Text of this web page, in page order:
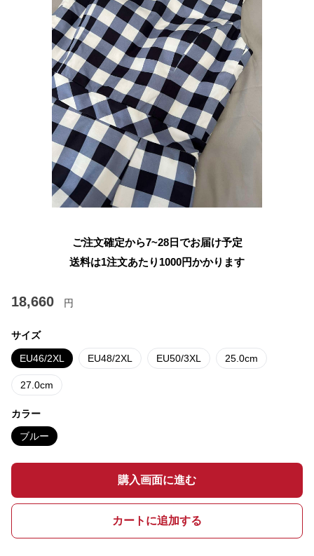
ご注文確定から7~28日でお届け予定
送料は1注文あたり 1000円かかります
18,660 円
サイズ
EU46/2XL EU48/2XL EU50/3XL 25.0cm
27.0cm
カラー
ブルー
購入画面に進む
カートに追加する